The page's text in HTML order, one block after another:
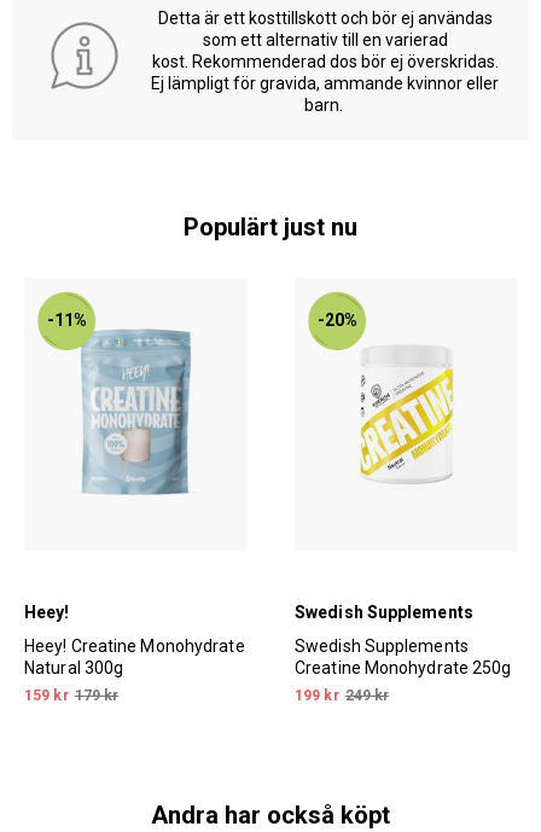
Detta är ett kosttillskott och bör ej användas
som ett alternativ till en varierad
kost. Rekommenderad dos bör ej överskridas.
Ej lämpligt för gravida, ammande kvinnor eller
barn.
Populärt just nu
-11%
Heey!
Heey! Creatine Monohydrate
Natural 300g
159 kr 179 kr
-20%
Swedish Supplements
Swedish Supplements
Creatine Monohydrate 250g
199 kr 249 kr
Andra har också köpt